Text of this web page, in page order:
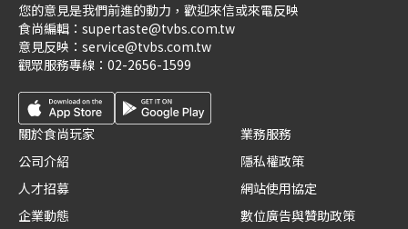
您的意見是我們前進的動力，歡迎來信或來電反映
食尚編輯： supertaste@tvbs.com.tw
意見反映： service@tvbs.com.tw
觀眾服務專線： 02-2656-1599
關於食尚玩家
公司介紹
人才招募
企業動態
業務服務
隱私權政策
網站使用協定
數位廣告與贊助政策